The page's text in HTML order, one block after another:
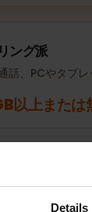
Details
ング派
話、PCやタブレ
以上または